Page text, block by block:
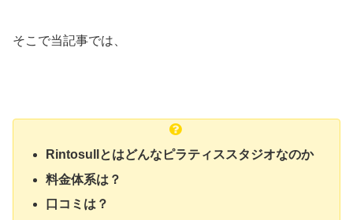
そこで当記事では、
Rintosullとはどんなピラティススタジオなのか
料金体系は？
口コミは？